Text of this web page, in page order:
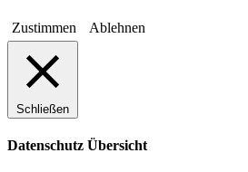
Zustimmen Ablehnen
Schließen
Datenschutz Übersicht